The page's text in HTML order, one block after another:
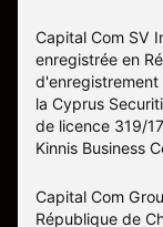
Capital Com SV
enregistrée en
la Cyprus
de licence 319/
Kinnis Business
Capital Com
République de